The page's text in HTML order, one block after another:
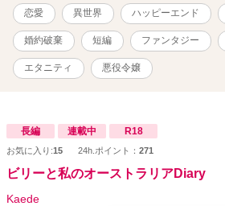
恋愛 異世界 ハッピーエンド
婚約破棄 短編 ファンタジー
エタニティ 悪役令嬢
長編 連載中 R18
お気に入り:15 24h.ポイント： 271
ビリーと私のオーストラリアDiary
Kaede